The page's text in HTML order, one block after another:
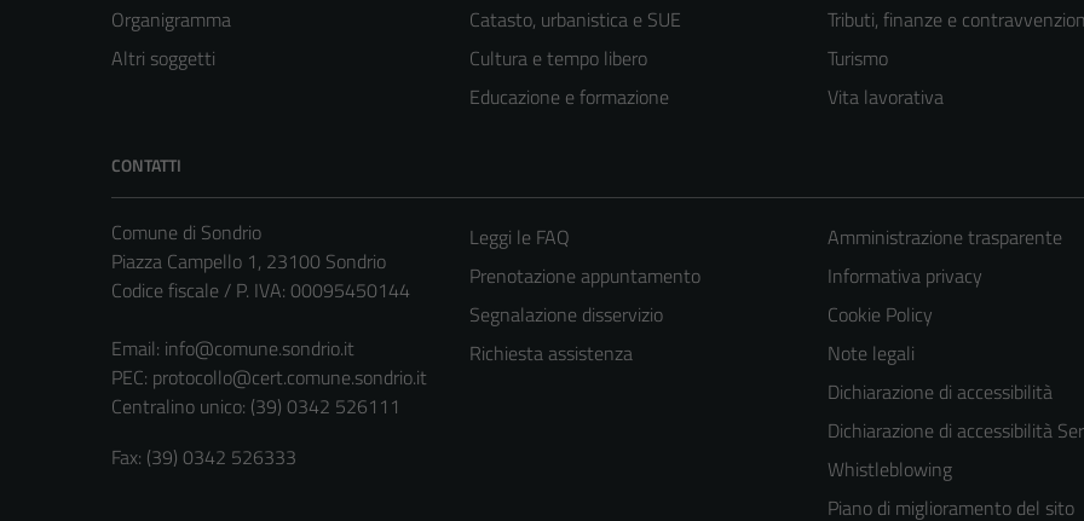
Organigramma
Altri soggetti
Catasto, urbanistica e SUE
Cultura e tempo libero
Educazione e formazione
Tributi, finanze e
Turismo
Vita lavorativa
CONTATTI
Comune di Sondrio
Piazza Campello 1, 23100 Sondrio
Codice fiscale / P. IVA: 00095450144
Email: info@comune.sondrio.it
PEC: protocollo@cert.comune.sondrio.it
Centralino unico: (39) 0342 526111
Fax: (39) 0342 526333
Leggi le FAQ
Prenotazione appuntamento
Segnalazione disservizio
Richiesta assistenza
Amministrazione trasparente
Informativa privacy
Cookie Policy
Note legali
Dichiarazione di accessibilità
Dichiarazione di accessibilità
Whistleblowing
Piano di miglioramento del sito